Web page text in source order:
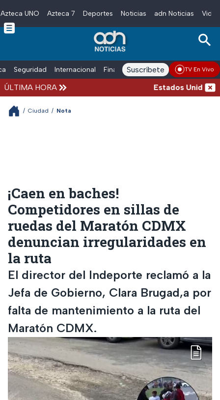
Skip to main content
Azteca UNO Azteca 7 Deportes Noticias adn Noticias
Seguridad Internacional Finanzas adn Noticias Radio
Suscríbete TV En Vivo
ÚLTIMA HORA Estados Unidos
/ Ciudad / Nota
¡Caen en baches!
Competidores en sillas de
ruedas del Maratón CDMX
denuncian irregularidades en
la ruta
El director del Indeporte reclamó a la
Jefa de Gobierno, Clara Brugad,a por
falta de mantenimiento a la ruta del
Maratón CDMX.